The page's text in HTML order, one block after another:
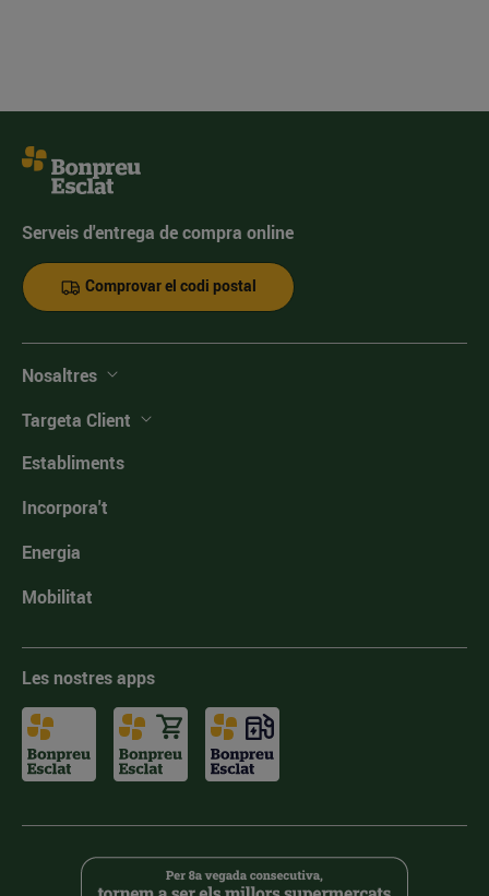
Serveis d'entrega de compra online
Comprovar el codi postal
Nosaltres
Targeta Client
Establiments
Incorpora't
Energia
Mobilitat
Les nostres apps